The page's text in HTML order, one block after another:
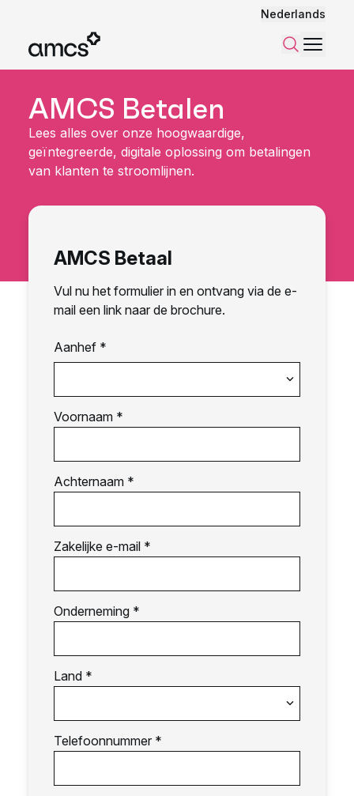
Nederlands
ZoekenMenu
AMCS Betalen
Lees alles over onze hoogwaardige,
geïntegreerde, digitale oplossing om betalingen
van klanten te stroomlijnen.